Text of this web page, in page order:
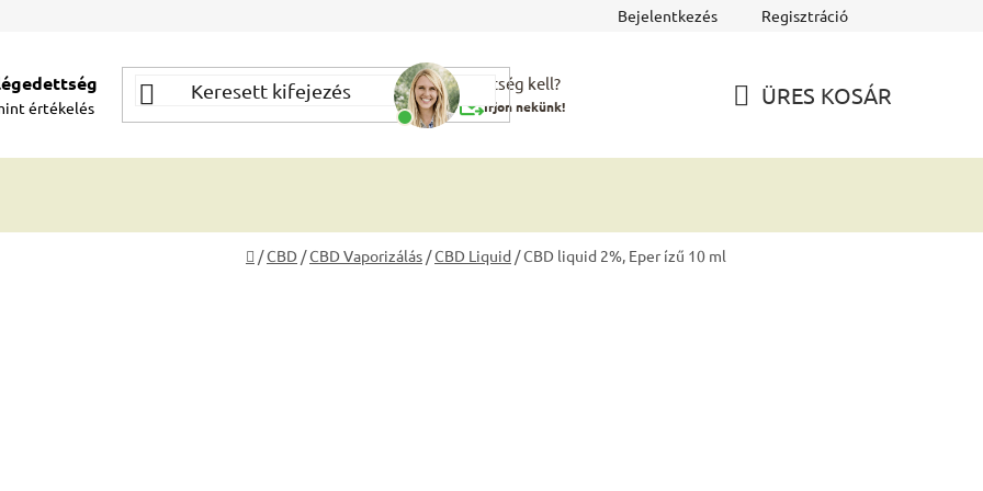
Bejelentkezés Regisztráció
értékelés
Segítség kell?
Írjon nekünk! ÜRES KOSÁR
Kezdőlap
/CBD /CBD Vaporizálás /CBD Liquid /CBD liquid 2%, Eper ízű 10 ml